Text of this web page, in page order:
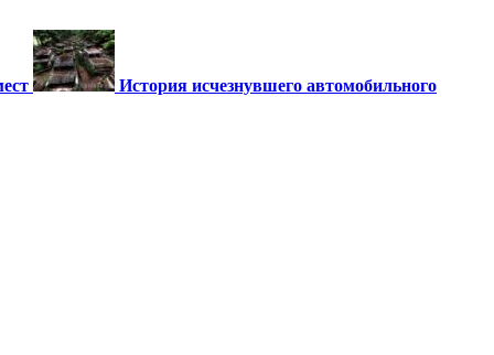
История исчезнувшего автомобильного